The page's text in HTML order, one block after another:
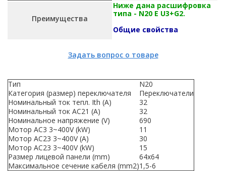
Преимущества
Задать вопрос о товаре
Ниже дана расшифровка
типа - N20 E U3+G2.
Общие свойства
Тип
N20
Категория (размер) переключателя
Переключатели
Номинальный ток тепл. Ith (A)
32
Номинальный ток AC21 (A)
32
Номинальное напряжение (V)
690
Мотор AC3 3~400V (kW)
11
Мотор AC23 3~400V (A)
30
Мотор AC23 3~400V (kW)
15
Размер лицевой панели (mm)
64x64
Максимальное сечение кабеля (mm2)1,5-6